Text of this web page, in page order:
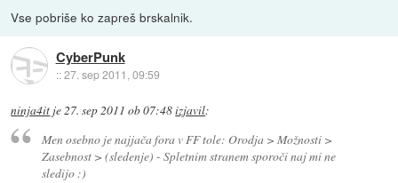
Vse pobriše ko zapreš brskalnik.
CyberPunk
::27. sep 2011, 09:59
ninja4it je27. sep 2011 ob 07:48izjavil:
Men osebno je najjača fora v FF tole: Orodja > Možnosti >
Zasebnost > (sledenje) - Spletnim stranem sporoči naj mi ne
sledijo :)